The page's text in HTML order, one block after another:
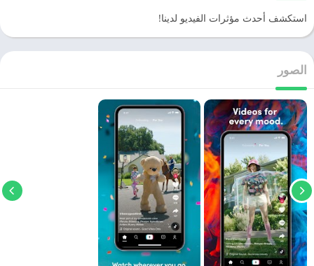
استكشف أحدث مؤثرات الفيديو لدينا!
الصور